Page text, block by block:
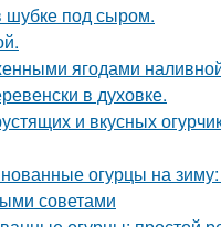
шубке под сыром.
ягодами
в духовке.
и вкусных
огурцы на зиму:
советами